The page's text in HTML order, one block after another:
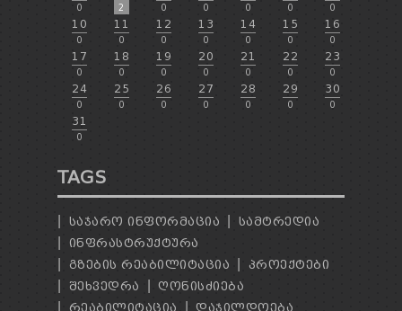
0 2 0 0 0 0 0
10
0
11
0
12
0
13
0
14
0
15
0
16
0
17
0
18
0
19
0
20
0
21
0
22
0
23
0
24
0
25
0
26
0
27
0
28
0
29
0
30
0
31
0
TAGS
ᲡᲐᲯᲐᲠᲝ ᲘᲜᲤᲝᲠᲛᲐᲪᲘᲐ
ᲡᲐᲛᲢᲠᲔᲓᲘᲐ
ᲘᲜᲤᲠᲐᲡᲢᲠᲣᲥᲢᲣᲠᲐ
ᲒᲖᲔᲑᲘᲡ ᲠᲔᲐᲑᲘᲚᲘᲢᲐᲪᲘᲐ
ᲞᲠᲝᲔᲥᲢᲔᲑᲘ
ᲨᲔᲮᲕᲔᲓᲠᲐ
ᲦᲝᲜᲘᲡᲫᲘᲔᲑᲐ